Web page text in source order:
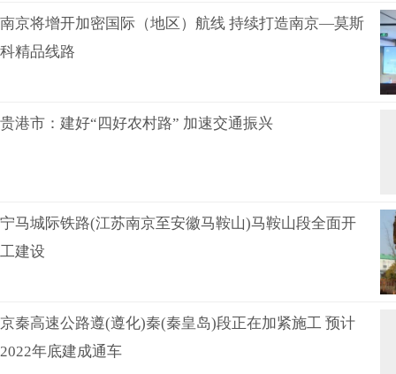
南京将增开加密国际（地区）航线 持续打造南京—莫斯
科精品线路
贵港市：建好“四好农村路” 加速交通振兴
宁马城际铁路(江苏南京至安徽马鞍山)马鞍山段全面开
工建设
京秦高速公路遵(遵化)秦(秦皇岛)段正在加紧施工 预计
2022年底建成通车